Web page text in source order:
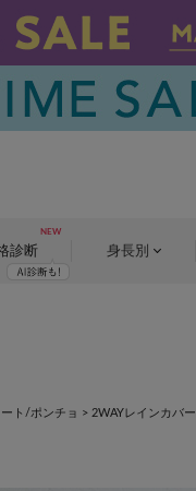
診断 身長別
ト/ポンチョ > 2WAYレインカバー